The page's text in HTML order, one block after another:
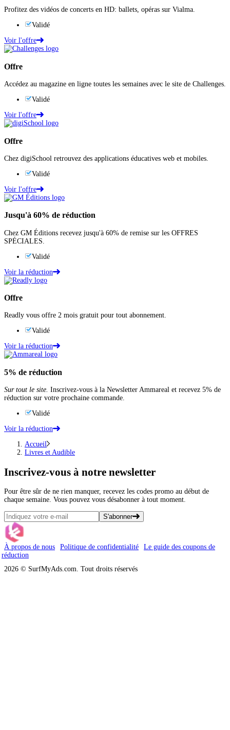
Profitez des vidéos de concerts en HD: ballets, opéras sur Vialma.
Validé
Voir l'offre
Offre
Accédez au magazine en ligne toutes les semaines avec le site de Challenges.
Validé
Voir l'offre
Offre
Chez digiSchool retrouvez des applications éducatives web et mobiles.
Validé
Voir l'offre
Jusqu'à 60% de réduction
Chez GM Éditions recevez jusqu'à 60% de remise sur les OFFRES
SPÉCIALES.
Validé
Voir la réduction
Offre
Readly vous offre 2 mois gratuit pour tout abonnement.
Validé
Voir la réduction
5% de réduction
Sur tout le site. Inscrivez-vous à la Newsletter Ammareal et recevez 5% de
réduction sur votre prochaine commande.
Validé
Voir la réduction
Accueil
Livres et Audible
Inscrivez-vous à notre newsletter
Pour être sûr de ne rien manquer, recevez les codes promo au début de
chaque semaine. Vous pouvez vous désabonner à tout moment.
S'abonner
À propos de nous Politique de confidentialité
Le guide des coupons de
réduction
2026 © SurfMyAds.com. Tout droits réservés